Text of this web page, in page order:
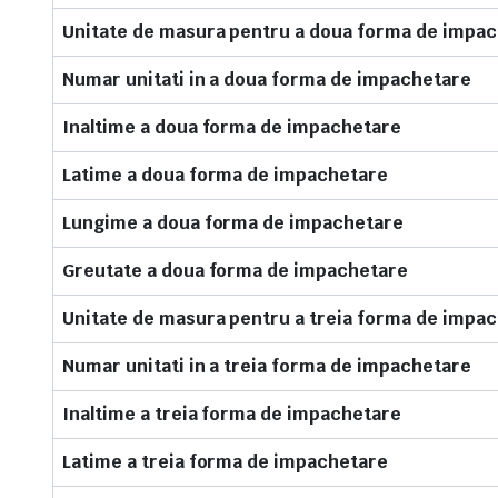
Unitate de masura pentru a doua forma de
Numar unitati in a doua forma de impachetare
Inaltime a doua forma de impachetare
Latime a doua forma de impachetare
Lungime a doua forma de impachetare
Greutate a doua forma de impachetare
Unitate de masura pentru a treia forma de
Numar unitati in a treia forma de impachetare
Inaltime a treia forma de impachetare
Latime a treia forma de impachetare